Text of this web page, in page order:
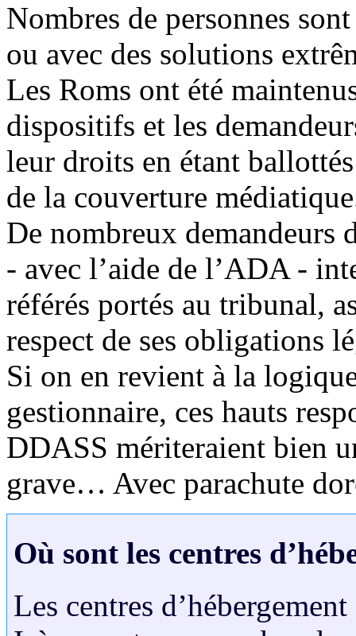
Nombres de personnes
ou avec des solutions
Les Roms ont été
dispositifs et les
leur droits en étant
de la couverture
De nombreux demandeurs
- avec l’aide de l’ADA -
référés portés au tribunal,
respect de ses obligations
Si on en revient à la
gestionnaire, ces hauts
DDASS mériteraient bien
grave… Avec parachute
Où sont les centres
Les centres